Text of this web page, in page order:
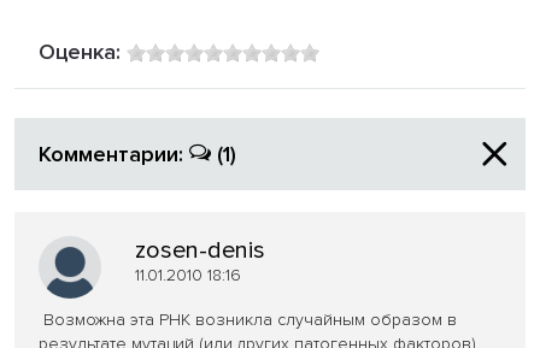
Оценка:
Комментарии: (1)
zosen-denis
11.01.2010 18:16
Возможна эта РНК возникла случайным образом в